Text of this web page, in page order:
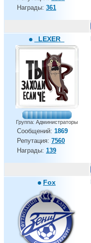
Награды: 361
_LEXER_
Группа: Администраторы
Сообщений: 1869
Репутация: 7560
Награды: 139
Fox